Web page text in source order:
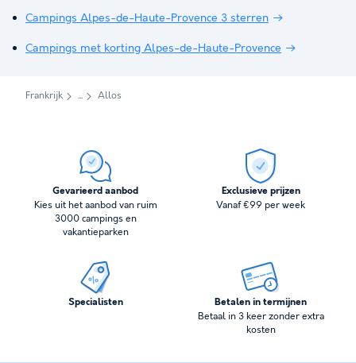
Campings Alpes-de-Haute-Provence 3 sterren
Campings met korting Alpes-de-Haute-Provence
Frankrijk Allos
Gevarieerd aanbod
Kies uit het aanbod van ruim
3000 campings en
vakantieparken
Exclusieve prijzen
Vanaf €99 per week
Specialisten Betalen in termijnen
Betaal in 3 keer zonder extra
kosten